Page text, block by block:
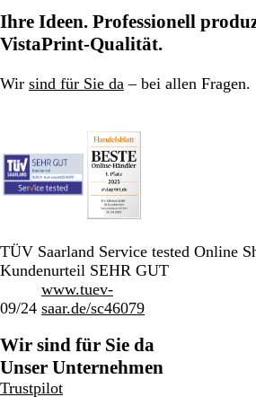
Seite
Seite
Seite
Ihre Ideen. Professionell
VistaPrint-Qualität.
Wir sind für Sie da – bei allen Fragen.
TÜV Saarland Service tested Online
Kundenurteil SEHR GUT
09/24
www.tuev-
saar.de/sc46079
Wir sind für Sie da
Unser Unternehmen
Trustpilot